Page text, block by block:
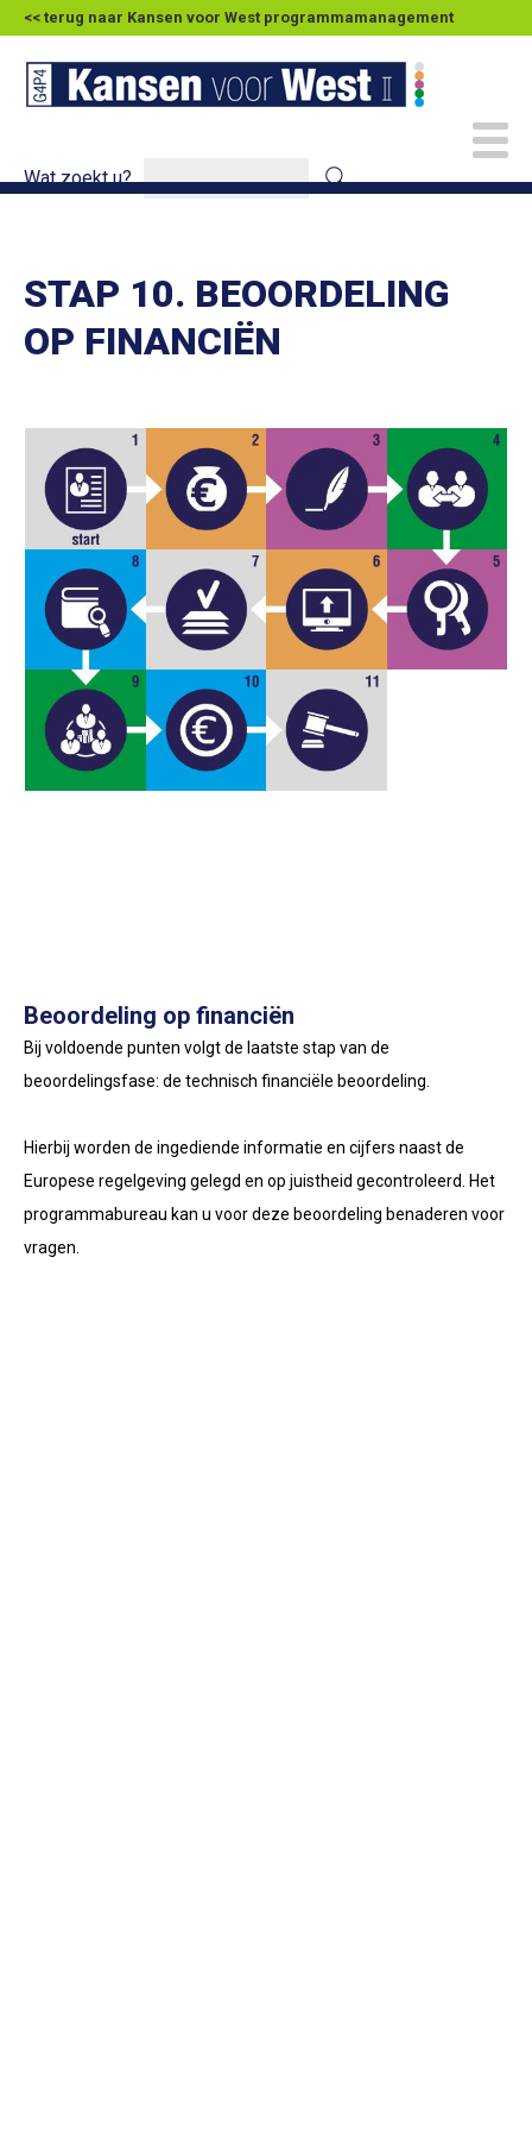
<< terug naar Kansen voor West programmamanagement
Wat zoekt u?
STAP 10. BEOORDELING
OP FINANCIËN
Beoordeling op financiën
Bij voldoende punten volgt de laatste stap van de
beoordelingsfase: de technisch financiële beoordeling.
Hierbij worden de ingediende informatie en cijfers naast de
Europese regelgeving gelegd en op juistheid gecontroleerd. Het
programmabureau kan u voor deze beoordeling benaderen voor
vragen.